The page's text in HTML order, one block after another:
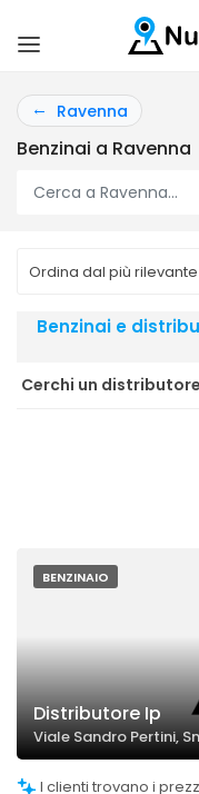
Ravenna
Benzinai a Ravenna
Benzinai e
Cerchi un
BENZINAIO
Distributore Ip
Viale Sandro Pertini,